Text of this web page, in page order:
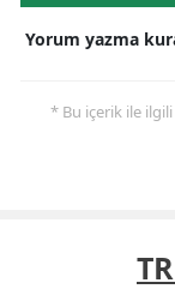
Yorum yazma
* Bu içerik ile